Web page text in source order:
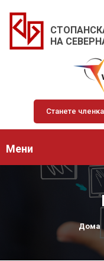
НА
Станете членка
Мени
Дома